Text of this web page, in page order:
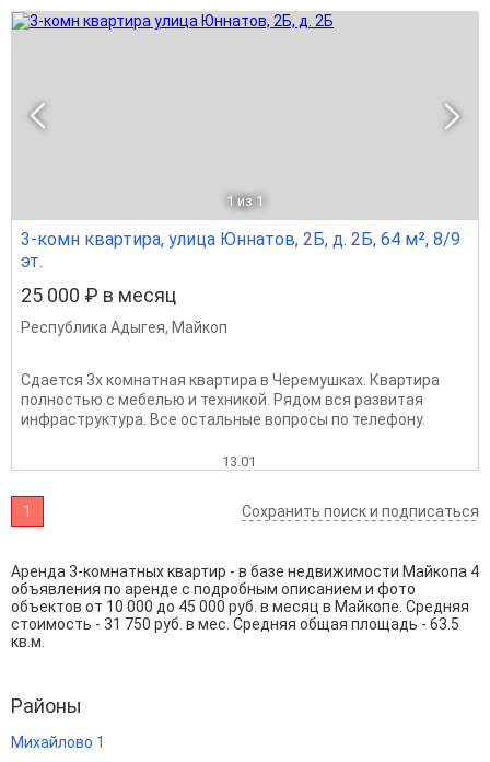
1 из 1
3-комн квартира, улица Юннатов, 2Б, д. 2Б, 64 м², 8/9
эт.
25 000 ₽ в месяц
Республика Адыгея, Майкоп
Сдается 3х комнатная квартира в Черемушках. Квартира
полностью с мебелью и техникой. Рядом вся развитая
инфраструктура. Все остальные вопросы по телефону.
13.01
1 Сохранить поиск и подписаться
Аренда 3-комнатных квартир - в базе недвижимости Майкопа 4
объявления по аренде с подробным описанием и фото
объектов от 10 000 до 45 000 руб. в месяц в Майкопе. Средняя
стоимость - 31 750 руб. в мес. Средняя общая площадь - 63.5
кв.м.
Районы
Михайлово 1